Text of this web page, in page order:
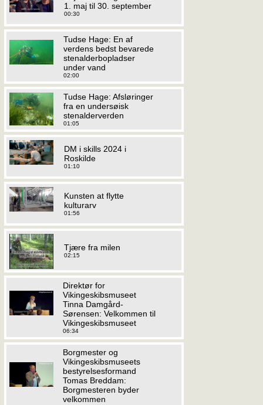
1. maj til 30. september
00:30
Tudse Hage: En af
verdens bedst bevarede
stenalderbopladser
under vand
02:00
Tudse Hage: Afsløringer
fra en undersøisk
stenalderverden
01:05
DM i skills 2024 i
Roskilde
01:10
Kunsten at flytte
kulturarv
01:56
Tjære fra milen
02:15
Direktør for
Vikingeskibsmuseet
Tinna Damgård-
Sørensen: Velkommen til
Vikingeskibsmuseet
06:34
Borgmester og
Vikingeskibsmuseets
bestyrelsesformand
Tomas Breddam:
Borgmesteren byder
velkommen